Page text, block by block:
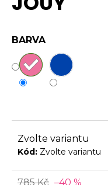
hvězdiček.
BARVA
Zvolte variantu
Kód: Zvolte variantu
785 Kč –40 %
č
e
m
e